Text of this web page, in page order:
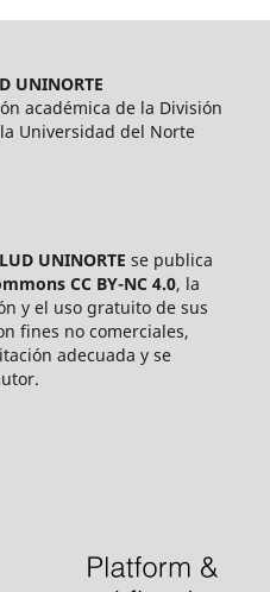
UNINORTE
académica de la División
Universidad del Norte
UNINORTE se publica
CC BY-NC 4.0, la
y el uso gratuito de sus
fines no comerciales,
adecuada y se